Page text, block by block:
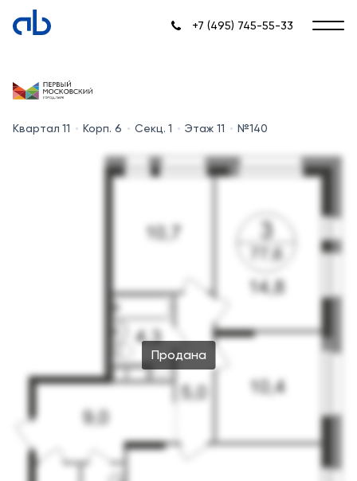
+7 (495) 745-55-33
Квартал 11 Корп. 6 Секц. 1 Этаж 11 №140
Продана